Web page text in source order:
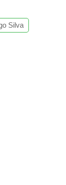
Silva